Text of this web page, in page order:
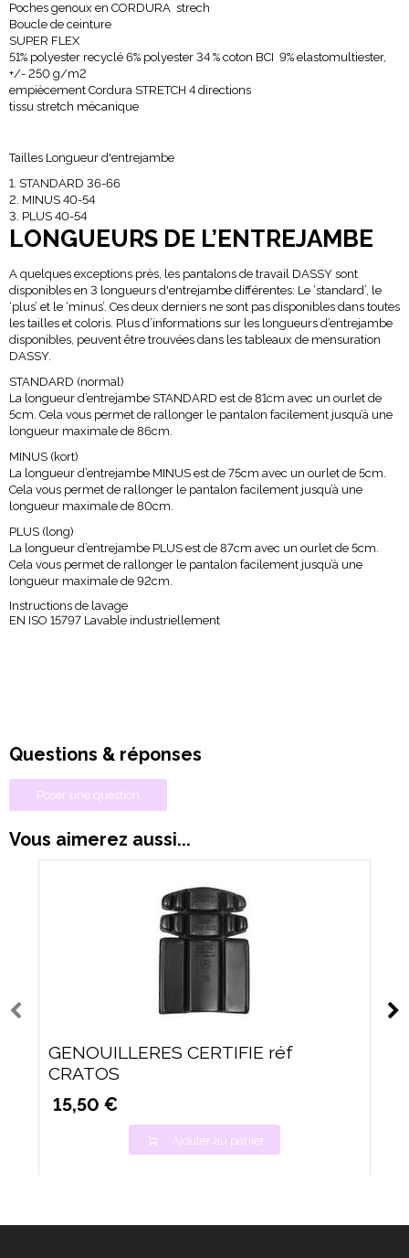
Poches genoux en CORDURA strech
Boucle de ceinture
SUPER FLEX
51% polyester recyclé 6% polyester 34 % coton BCI 9% elastomultiester,
+/- 250 g/m2
empiècement Cordura STRETCH 4 directions
tissu stretch mécanique
Tailles Longueur d'entrejambe
STANDARD 36-66
MINUS 40-54
PLUS 40-54
LONGUEURS DE L’ENTREJAMBE
A quelques exceptions près, les pantalons de travail DASSY sont
disponibles en 3 longueurs d'entrejambe différentes: Le ‘standard’, le
‘plus’ et le ‘minus’. Ces deux derniers ne sont pas disponibles dans toutes
les tailles et coloris. Plus d’informations sur les longueurs d’entrejambe
disponibles, peuvent être trouvées dans les tableaux de mensuration
DASSY.
STANDARD (normal)
La longueur d’entrejambe STANDARD est de 81cm avec un ourlet de
5cm. Cela vous permet de rallonger le pantalon facilement jusqu’à une
longueur maximale de 86cm.
MINUS (kort)
La longueur d’entrejambe MINUS est de 75cm avec un ourlet de 5cm.
Cela vous permet de rallonger le pantalon facilement jusqu’à une
longueur maximale de 80cm.
PLUS (long)
La longueur d’entrejambe PLUS est de 87cm avec un ourlet de 5cm.
Cela vous permet de rallonger le pantalon facilement jusqu’à une
longueur maximale de 92cm.
Instructions de lavage
EN ISO 15797 Lavable industriellement
Questions & réponses
Poser une question
Vous aimerez aussi...
GENOUILLERES CERTIFIE réf
CRATOS
15,50 €
Ajouter au panier